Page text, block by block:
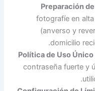
Preparación
fotografíe en
(anverso y
domicilio
Política de Uso
contraseña fuerte y